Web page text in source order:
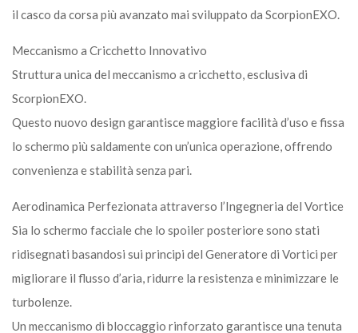
il casco da corsa più avanzato mai sviluppato da ScorpionEXO.
Meccanismo a Cricchetto Innovativo
Struttura unica del meccanismo a cricchetto, esclusiva di
ScorpionEXO.
Questo nuovo design garantisce maggiore facilità d’uso e fissa
lo schermo più saldamente con un’unica operazione, offrendo
convenienza e stabilità senza pari.
Aerodinamica Perfezionata attraverso l’Ingegneria del Vortice
Sia lo schermo facciale che lo spoiler posteriore sono stati
ridisegnati basandosi sui principi del Generatore di Vortici per
migliorare il flusso d’aria, ridurre la resistenza e minimizzare le
turbolenze.
Un meccanismo di bloccaggio rinforzato garantisce una tenuta